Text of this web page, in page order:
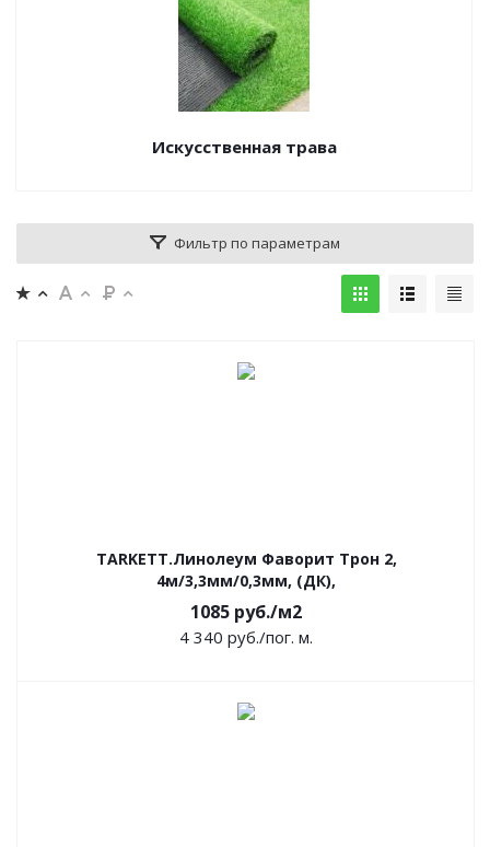
Искусственная трава
Фильтр по параметрам
TARKETT.Линолеум Фаворит Трон 2,
4м/3,3мм/0,3мм, (ДК),
1085 руб./м2
4 340 руб./пог. м.